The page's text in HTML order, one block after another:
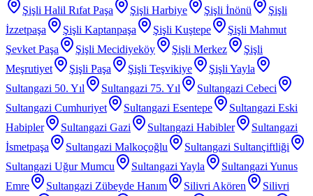
Şişli Halil Rıfat Paşa
Şişli Harbiye Şişli İnönü
Şişli
İzzetpaşa
Şişli Kaptanpaşa Şişli Kuştepe
Şişli Mahmut
Şevket Paşa
Şişli Mecidiyeköy Şişli Merkez
Şişli
Meşrutiyet
Şişli Paşa Şişli Teşvikiye
Şişli Yayla
Sultangazi 50. Yıl
Sultangazi 75. Yıl
Sultangazi Cebeci
Sultangazi Cumhuriyet
Sultangazi Esentepe
Sultangazi Eski
Habipler
Sultangazi Gazi Sultangazi Habibler
Sultangazi
İsmetpaşa
Sultangazi Malkoçoğlu
Sultangazi Sultançiftliği
Sultangazi Uğur Mumcu
Sultangazi Yayla
Sultangazi Yunus
Emre
Sultangazi Zübeyde Hanım Silivri Akören
Silivri